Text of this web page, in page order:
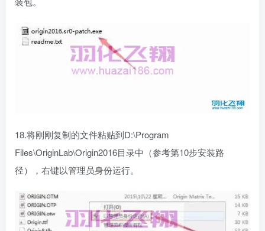
18.将刚刚复制的文件粘贴到D:\Program
Files\OriginLab\Origin2016目录中（参考第10步安装路
径），右键以管理员身份运行。